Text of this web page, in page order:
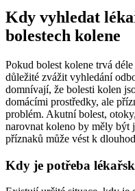
Kdy vyhledat
bolestech kolene
Pokud bolest kolene trvá
důležité zvážit vyhledání
domnívají, že bolesti kolen
domácími prostředky, ale
problém. Akutní bolest,
narovnat koleno by měly být
příznaků může vést k
Kdy je potřeba